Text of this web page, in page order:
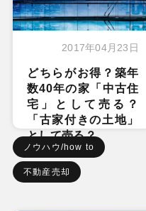
2017年04月23日
どちらがお得？築年
数40年の家「中古住
宅」として売る？
「古家付きの土地」
として売る？
ノウハウ/how to
不動産売却